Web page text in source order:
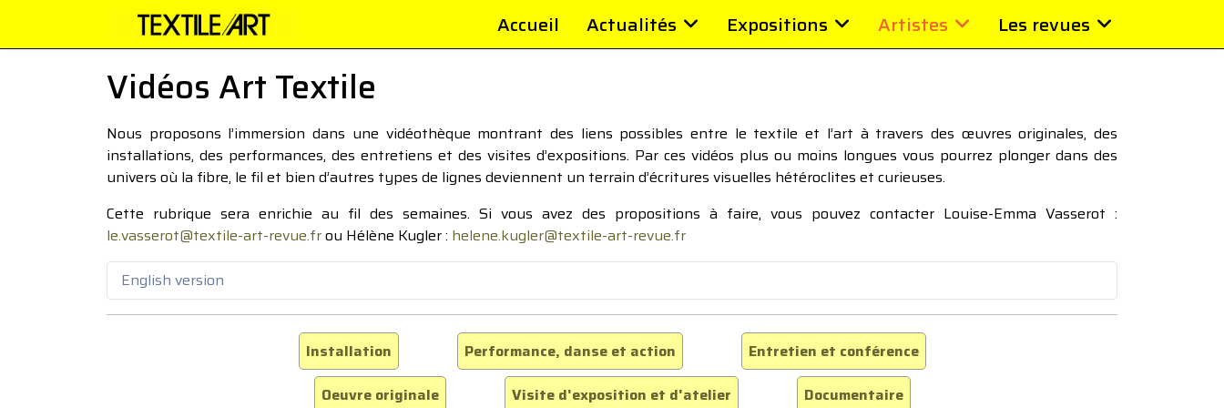
Accueil Actualités Expositions Artistes Les revues
Vidéos Art Textile
Nous proposons l’immersion dans une vidéothèque montrant des liens possibles entre le textile et l’art à travers des œuvres originales, des
installations, des performances, des entretiens et des visites d’expositions. Par ces vidéos plus ou moins longues vous pourrez plonger dans des
univers où la fibre, le fil et bien d’autres types de lignes deviennent un terrain d’écritures visuelles hétéroclites et curieuses.
Cette rubrique sera enrichie au fil des semaines. Si vous avez des propositions à faire, vous pouvez contacter Louise-Emma Vasserot :
le.vasserot@textile-art-revue.frou Hélène Kugler : helene.kugler@textile-art-revue.fr
English version
Installation Performance, danse et action
Entretien et conférence
Oeuvre originale
Visite d'exposition et d'atelier Documentaire